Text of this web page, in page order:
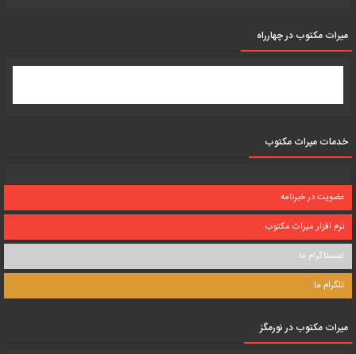
میرات مکتوب در چهارراه
خدمات میراث مکتوب
عضویت در خبرنامه
نرم افزار میراث مکتوب
اینستاگرام ما
تلگرام ما
میرات مکتوب در نورمگز